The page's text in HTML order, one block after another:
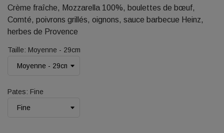
Crème fraîche, Mozzarella 100%, boulettes de bœuf,
Comté, poivrons grillés, oignons, sauce barbecue Heinz,
herbes de Provence
Taille: Moyenne - 29cm
Pates: Fine